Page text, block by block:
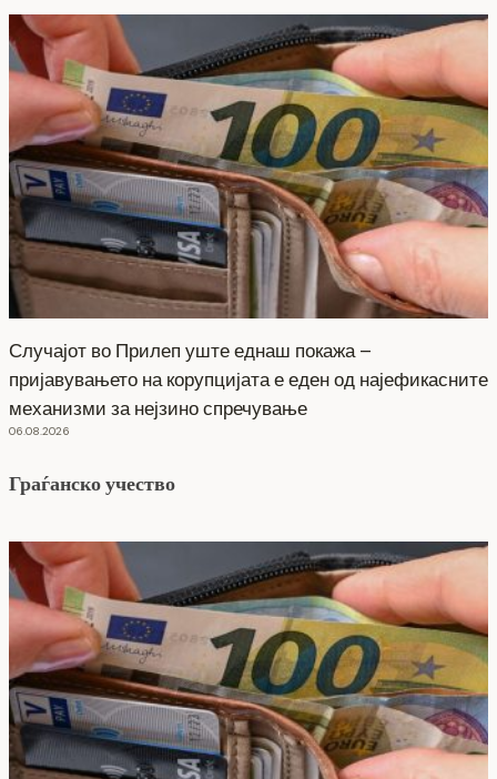
Случајот во Прилеп уште еднаш покажа –
пријавувањето на корупцијата е еден од најефикасните
механизми за нејзино спречување
06.08.2026
Граѓанско учество